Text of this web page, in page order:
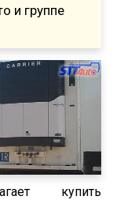
и группе
купить